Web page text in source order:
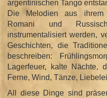
argentinischen Tango
Die Melodien aus ihrem
Romani und
instrumentalisiert werden,
Geschichten, die
beschreiben:
Lagerfeuer, kalte Nächte,
Ferne, Wind, Tänze,
All diese Dinge sind